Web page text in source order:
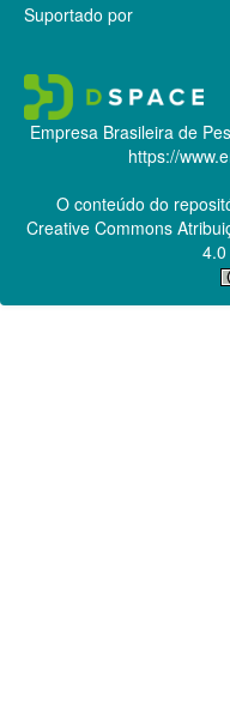
Suportado por
Empresa Brasileira de
https://
O conteúdo do
Creative Commons